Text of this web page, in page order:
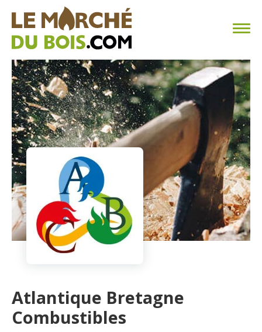
CHAUFFAGE AU BOIS
FAQ
CALCULER SA CONSOMMATION
TROUVER SON FOURNISSEUR
BLOG
ESPACE PRO
Atlantique Bretagne
Combustibles